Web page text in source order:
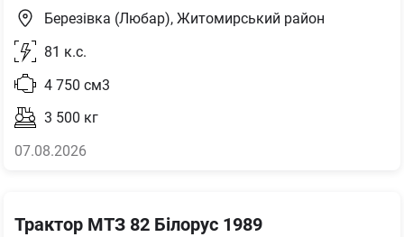
Березівка (Любар), Житомирський район
81 к.с.
4 750 см3
3 500 кг
07.08.2026
Трактор МТЗ 82 Білорус 1989